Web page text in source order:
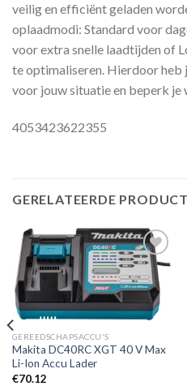
veilig en efficiënt geladen
oplaadmodi: Standard voor
voor extra snelle laadtijden of
te optimaliseren. Hierdoor heb
voor jouw situatie en beperk
4053423622355
GERELATEERDE
Toevoegen
aan
verlanglijst
GEREEDSCHAPSACCU'S
Makita DC40RC XGT 40 V Max
Li-Ion Accu Lader
€70.12